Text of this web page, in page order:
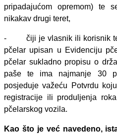
pripadajućom opremom) te
nikakav drugi teret,
- čiji je vlasnik ili korisnik
pčelar upisan u Evidenciju
pčelar sukladno propisu o
paše te ima najmanje 30
posjeduje važeću Potvrdu
registracije ili produljenja
pčelarskog vozila.
Kao što je već navedeno,